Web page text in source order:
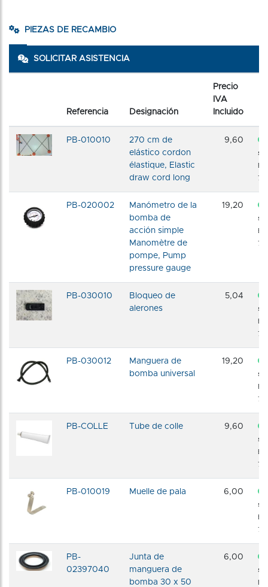
PIEZAS DE RECAMBIO
SOLICITAR ASISTENCIA
Referencia Designación
Precio
IVA
Incluido
PB-010010
270 cm de
elástico cordon
élastique, Elastic
draw cord long
9,60
72
PB-020002
Manómetro de la
bomba de
acción simple
Manomètre de
pompe, Pump
pressure gauge
19,20
72
PB-030010
Bloqueo de
alerones
5,04
72
PB-030012
Manguera de
bomba universal
19,20
72
PB-COLLE Tube de colle 9,60
72
PB-010019 Muelle de pala 6,00
72
PB-
02397040
Junta de
manguera de
bomba 30 x 50
6,00